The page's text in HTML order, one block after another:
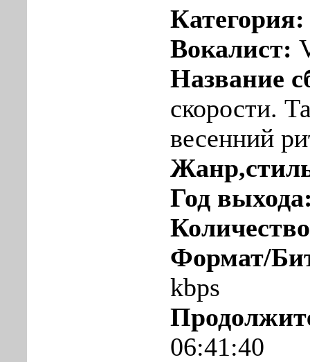
Вокалист:
Название
скорости.
весенний
Год
Формат/
kbps
06:41:40